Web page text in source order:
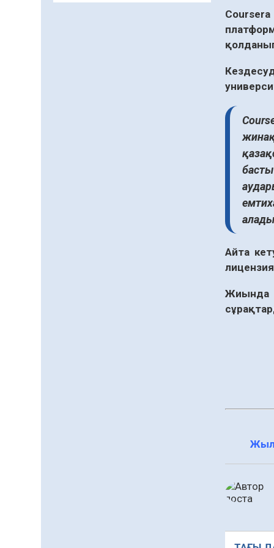
Айта
Жиында